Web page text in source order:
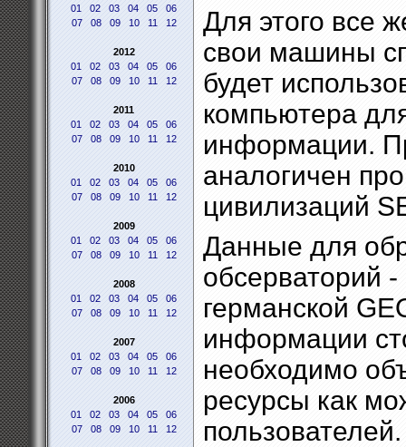
01
02 03 04 05
06
07
08 09 10 11 12
2012
01
02 03 04 05
06
07
08 09 10 11 12
2011
01
02 03 04 05
06
07
08 09 10 11 12
2010
01
02 03 04 05
06
07
08 09 10 11 12
2009
01
02 03 04 05
06
07
08 09 10 11 12
2008
01
02 03 04 05
06
07
08 09 10 11 12
2007
01
02 03 04 05
06
07
08 09 10 11 12
2006
01
02 03 04 05
06
07
08 09 10 11 12
Для этого все
свои машины
будет
компьютера
информации.
аналогичен
цивилизаций
Данные для
обсерваторий
германской
информации
необходимо
ресурсы как
пользователей.